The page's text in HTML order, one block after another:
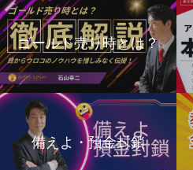
ゴールド売り時とは？
備えよ・預金封鎖